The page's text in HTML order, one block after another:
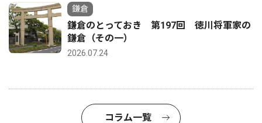
鎌倉
鎌倉のとっておき 第197回 徳川将軍家の
鎌倉（その一）
2026.07.24
コラム一覧